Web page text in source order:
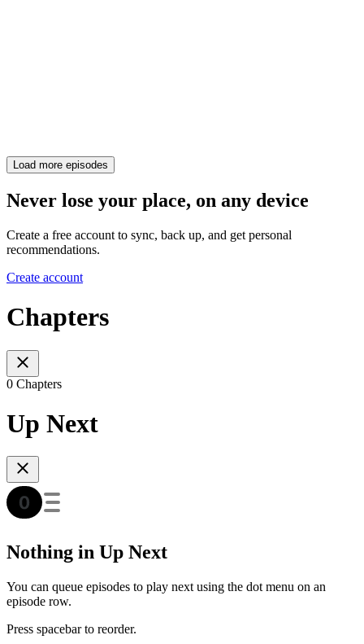
Load more episodes
Never lose your place, on any device
Create a free account to sync, back up, and get personal
recommendations.
Create account
Chapters
0 Chapters
Up Next
Nothing in Up Next
You can queue episodes to play next using the dot menu on an
episode row.
Press spacebar to reorder.